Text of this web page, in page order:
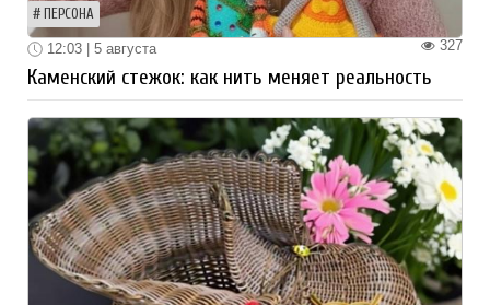
ПЕРСОНА
327
12:03 | 5 августа
Каменский стежок: как нить меняет реальность